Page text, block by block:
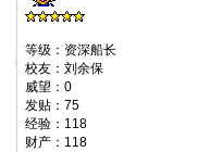
等级：资深船长
校友：刘余保
威望：0
发贴：75
经验：118
财产：118